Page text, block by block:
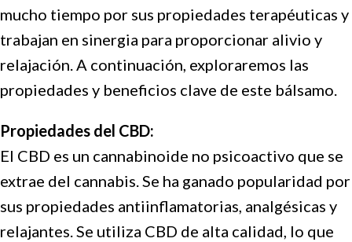
mucho tiempo por sus propiedades terapéuticas y
trabajan en sinergia para proporcionar alivio y
relajación. A continuación, exploraremos las
propiedades y beneficios clave de este bálsamo.
Propiedades del CBD:
El CBD es un cannabinoide no psicoactivo que se
extrae del cannabis. Se ha ganado popularidad por
sus propiedades antiinflamatorias, analgésicas y
relajantes. Se utiliza CBD de alta calidad, lo que